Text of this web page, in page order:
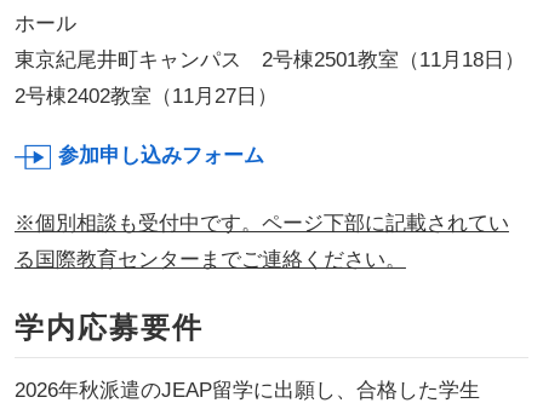
ホール
東京紀尾井町キャンパス 2号棟2501教室（11月18日）
2号棟2402教室（11月27日）
参加申し込みフォーム
※個別相談も受付中です。ページ下部に記載されてい
る国際教育センターまでご連絡ください。
学内応募要件
2026年秋派遣のJEAP留学に出願し、合格した学生